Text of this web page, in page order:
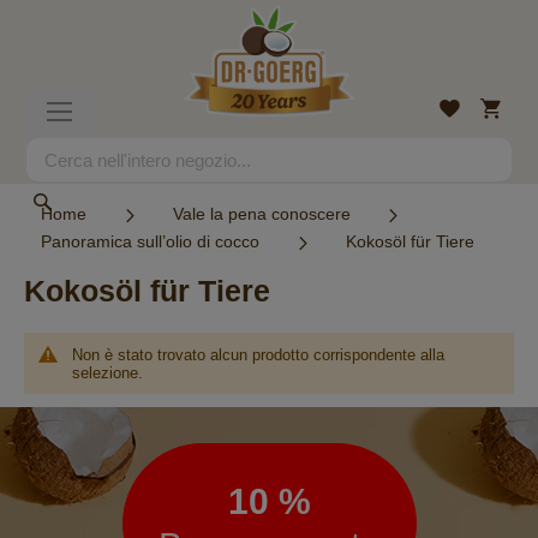
Search
Lista
Home
Vale la pena conoscere
Panoramica sull’olio di cocco
Kokosöl für Tiere
Kokosöl für Tiere
Non è stato trovato alcun prodotto corrispondente alla
selezione.
Newsletter
10 %